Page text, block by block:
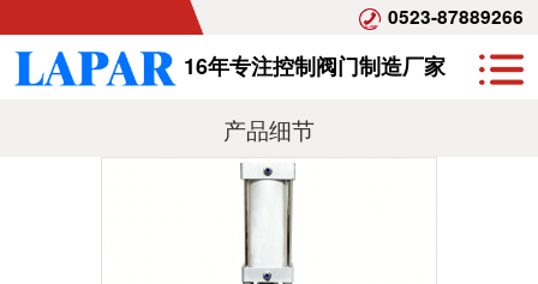
0523-87889266
16年专注控制阀门制造厂家
产品细节